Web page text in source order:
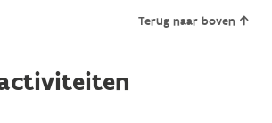
Terug naar boven